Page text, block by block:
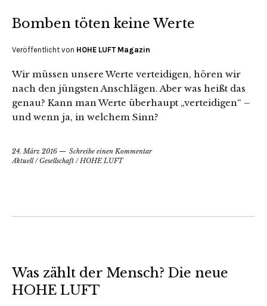
Bomben töten keine Werte
Veröffentlicht von HOHE LUFT Magazin
Wir müssen unsere Werte verteidigen, hören wir
nach den jüngsten Anschlägen. Aber was heißt das
genau? Kann man Werte überhaupt „verteidigen“ –
und wenn ja, in welchem Sinn?
24. März 2016
Schreibe einen Kommentar
Aktuell/Gesellschaft /HOHE LUFT
Was zählt der Mensch? Die neue
HOHE LUFT